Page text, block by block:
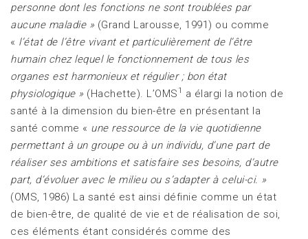
personne dont les fonctions ne sont troublées par
aucune maladie » (Grand Larousse, 1991) ou comme
« l’état de l’être vivant et particulièrement de l’être
humain chez lequel le fonctionnement de tous les
organes est harmonieux et régulier ; bon état
physiologique » (Hachette). L’OMS 1
a élargi la notion de
santé à la dimension du bien-être en présentant la
santé comme « une ressource de la vie quotidienne
permettant à un groupe ou à un individu, d’une part de
réaliser ses ambitions et satisfaire ses besoins, d’autre
part, d’évoluer avec le milieu ou s’adapter à celui-ci. »
(OMS, 1986) La santé est ainsi définie comme un état
de bien-être, de qualité de vie et de réalisation de soi,
ces éléments étant considérés comme des